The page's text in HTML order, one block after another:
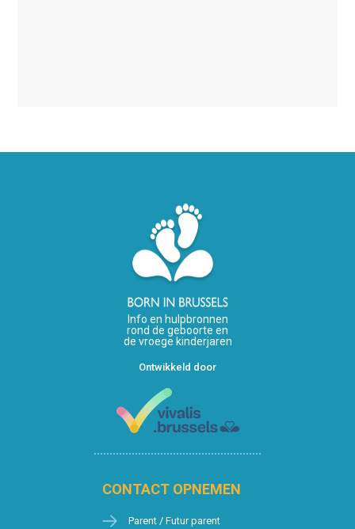
Info en hulpbronnen
rond de geboorte en
de vroege kinderjaren
Ontwikkeld door
CONTACT OPNEMEN
Parent / Futur parent